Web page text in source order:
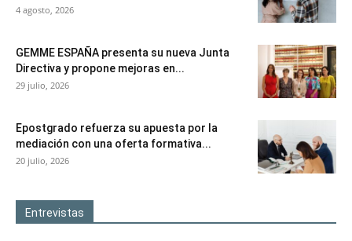
4 agosto, 2026
GEMME ESPAÑA presenta su nueva Junta
Directiva y propone mejoras en...
29 julio, 2026
Epostgrado refuerza su apuesta por la
mediación con una oferta formativa...
20 julio, 2026
Entrevistas